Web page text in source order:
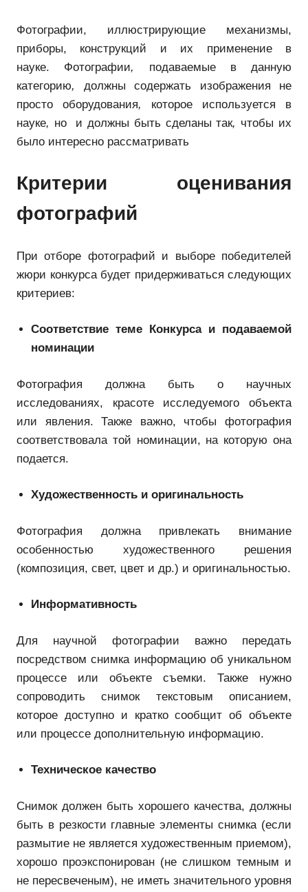
Фотографии, иллюстрирующие механизмы,
приборы, конструкций и их применение в
науке. Фотографии,
подаваемые в данную
категорию,
должны содержать изображения не
просто оборудования,
которое используется в
науке, но и должны быть сделаны так, чтобы их
было интересно рассматривать
Критерии оценивания
фотографий
При отборе фотографий и выборе победителей
жюри конкурса будет придерживаться следующих
критериев:
Соответствие теме Конкурса и подаваемой
номинации
Фотография должна быть о научных
исследованиях, красоте исследуемого объекта
или явления. Также важно, чтобы фотография
соответствовала той номинации, на которую она
подается.
Художественность и оригинальность
Фотография должна привлекать внимание
особенностью художественного решения
(композиция, свет, цвет и др.) и оригинальностью.
Информативность
Для научной фотографии важно передать
посредством снимка информацию об уникальном
процессе или объекте съемки. Также нужно
сопроводить снимок текстовым описанием,
которое доступно и кратко сообщит об объекте
или процессе дополнительную информацию.
Техническое качество
Снимок должен быть хорошего качества, должны
быть в резкости главные элементы снимка (если
размытие не является художественным приемом),
хорошо проэкспонирован (не слишком темным и
не пересвеченым), не иметь значительного уровня